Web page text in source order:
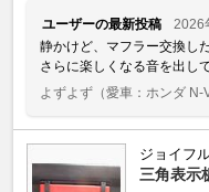
ユーザーの最新投稿
2026
静かけど、マフラー交換し
さらに楽しくなる音を出し
よずよず （愛車：ホンダ N-
ジョイフ
三角表示